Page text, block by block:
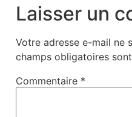
Laisser un
Votre adresse e-mail ne
champs obligatoires
Commentaire *